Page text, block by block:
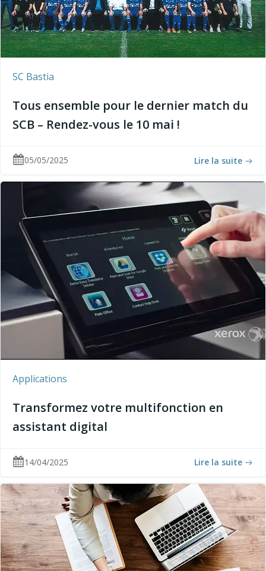
SC Bastia
Tous ensemble pour le dernier match du
SCB – Rendez-vous le 10 mai !
05/05/2025 Lire la suite
Applications
Transformez votre multifonction en
assistant digital
14/04/2025 Lire la suite